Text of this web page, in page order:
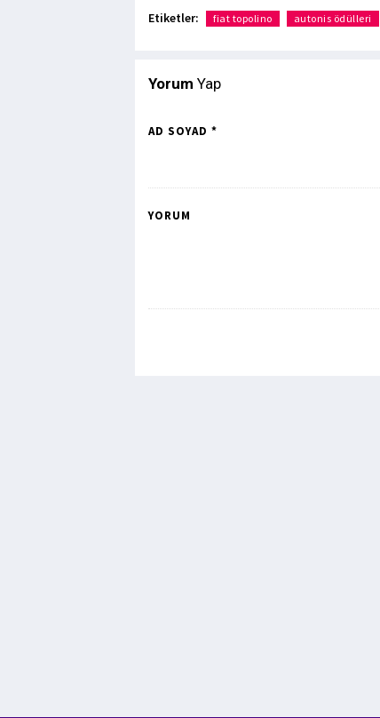
Etiketler: fiat topolino autonis ödülleri
Yorum Yap
AD SOYAD *
YORUM